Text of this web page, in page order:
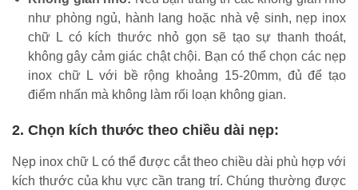
như phòng ngủ, hành lang hoặc nhà vệ sinh, nẹp inox
chữ L có kích thước nhỏ gọn sẽ tạo sự thanh thoát,
không gây cảm giác chật chội. Bạn có thể chọn các nẹp
inox chữ L với bề rộng khoảng 15-20mm, đủ để tạo
điểm nhấn mà không làm rối loạn không gian.
2. Chọn kích thước theo chiều dài nẹp:
Nẹp inox chữ L có thể được cắt theo chiều dài phù hợp với
kích thước của khu vực cần trang trí. Chúng thường được